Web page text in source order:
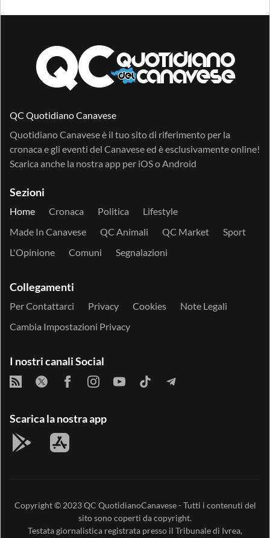
QC Quotidiano Canavese
Quotidiano Canavese è il tuo sito di riferimento per la
cronaca e gli eventi del Canavese ed è esclusivamente online!
Scarica anche la nostra app per iOSoAndroid
Sezioni
Home Cronaca Politica
Lifestyle
Made In Canavese
QC Animali QC Market
Sport
L'Opinione
Comuni Segnalazioni
Collegamenti
Per Contattarci Privacy Cookies
Note Legali
Cambia Impostazioni Privacy
I nostri canali Social
Scarica la nostra app
Copyright © 2023QC QuotidianoCanavese- Tutti i contenuti del
sito sono coperti da copyright.
Testata giornalistica registrata presso il Tribunale di Ivrea,